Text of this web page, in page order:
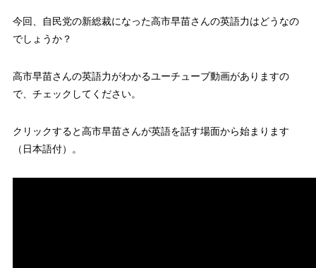
今回、自民党の新総裁になった高市早苗さんの英語力はどうなの
でしょうか？
高市早苗さんの英語力がわかるユーチューブ動画がありますの
で、チェックしてください。
クリックすると高市早苗さんが英語を話す場面から始まります
（日本語付）。